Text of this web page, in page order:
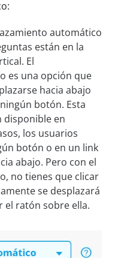
automático
están en la
El
es una opción que
hacia abajo
botón. Esta
disponible en
los usuarios
botón o en un link
abajo. Pero con el
no tienes que clicar
se desplazará
el ratón sobre ella.